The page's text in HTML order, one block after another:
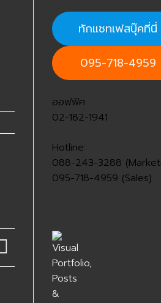
ทักแชทเฟสบุ๊คที่นี่
095-718-4959
ออฟฟิศ
02-182-1941
Hotline:
088-243-3288
095-718-4959 (Sales)